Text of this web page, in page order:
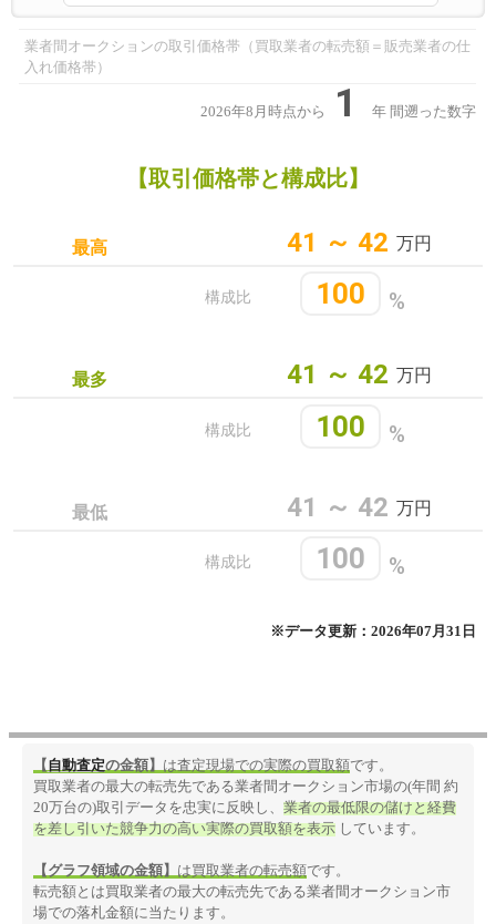
業者間オークションの取引価格帯（買取業者の転売額＝販売業者の仕
入れ価格帯）
2026年8月時点から 1 年 間遡った数字
【取引価格帯と構成比】
最高 41 ～ 42 万円
%
100
構成比
最多 41 ～ 42 万円
%
100
構成比
最低 41 ～ 42 万円
%
100
構成比
※データ更新：2026年07月31日
【 自動査定の金額】 は査定現場での実際の買取額です。
買取業者の最大の転売先である業者間オークション市場の(年間 約
20万台の)取引データを忠実に反映し、 業者の最低限の儲けと経費
を差し引いた競争力の高い実際の買取額を表示 しています。
【グラフ領域の金額】 は買取業者の転売額です。
転売額とは買取業者の最大の転売先である業者間オークション市
場での落札金額に当たります。